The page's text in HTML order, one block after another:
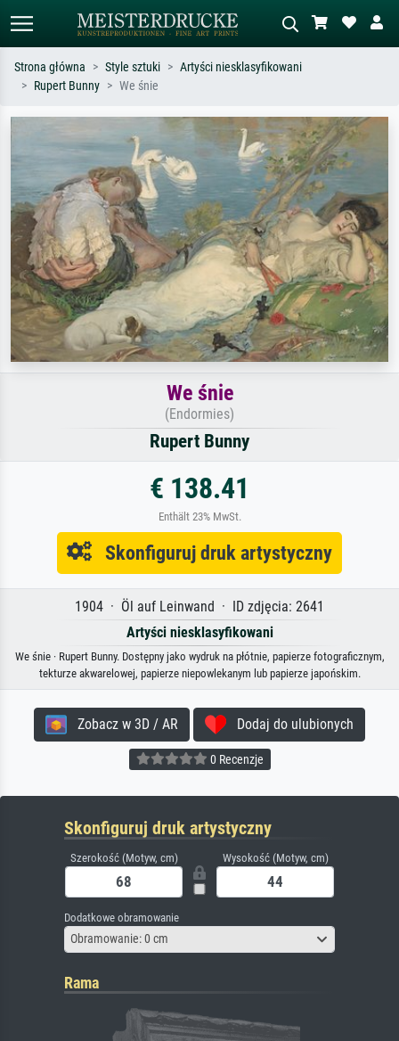
Szukaj wg artysty, tytułu lub stylu – np.
Monet, Gwiaździsta noc,
impresjonizm, fala Hokusaia, akt.
Opisz scenę – np. zielona łąka,
abstrakcja z czerwienią, ciemny olej,
stojący akt obok drzewa.
Strona główna Style sztuki
Artyści niesklasyfikowani
Rupert Bunny
We śnie
We śnie
(Endormies)
Rupert Bunny
€ 138.41
Enthält 23% MwSt.
Skonfiguruj druk artystyczny
1904 · Öl auf Leinwand · ID zdjęcia: 2641
Artyści niesklasyfikowani
We śnie · Rupert Bunny. Dostępny jako wydruk na płótnie, papierze fotograficznym,
tekturze akwarelowej, papierze niepowlekanym lub papierze japońskim.
Zobacz w 3D / AR Dodaj do ulubionych
0 Recenzje
Skonfiguruj druk artystyczny
Szerokość (Motyw, cm) Wysokość (Motyw, cm)
Dodatkowe obramowanie
Obramowanie: 0 cm
Rama